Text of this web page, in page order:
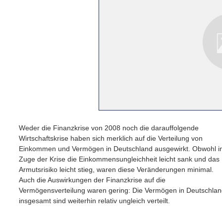
Weder die Finanzkrise von 2008 noch die darauffolgende
Wirtschaftskrise haben sich merklich auf die Verteilung von
Einkommen und Vermögen in Deutschland ausgewirkt. Obwohl
Zuge der Krise die Einkommensungleichheit leicht sank und das
Armutsrisiko leicht stieg, waren diese Veränderungen minimal.
Auch die Auswirkungen der Finanzkrise auf die
Vermögensverteilung waren gering: Die Vermögen in
insgesamt sind weiterhin relativ ungleich verteilt.